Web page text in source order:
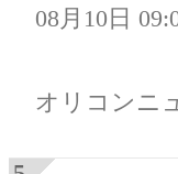
08月10日
オリコンニ